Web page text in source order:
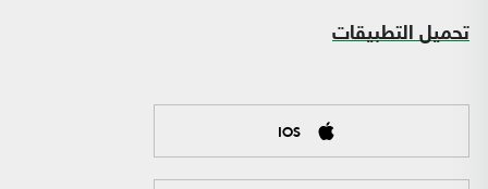
تحميل التطبيقات
IOS